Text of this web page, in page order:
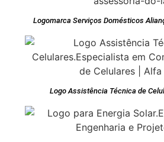
Logomarca Serviços Domésticos
Logo Assistência Técnica de